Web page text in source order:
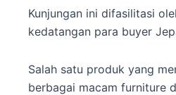
Kunjungan ini difasilitasi
kedatangan para buyer
Salah satu produk yang
berbagai macam furniture